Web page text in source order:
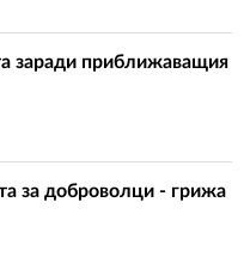
заради приближаващия
за доброволци - грижа